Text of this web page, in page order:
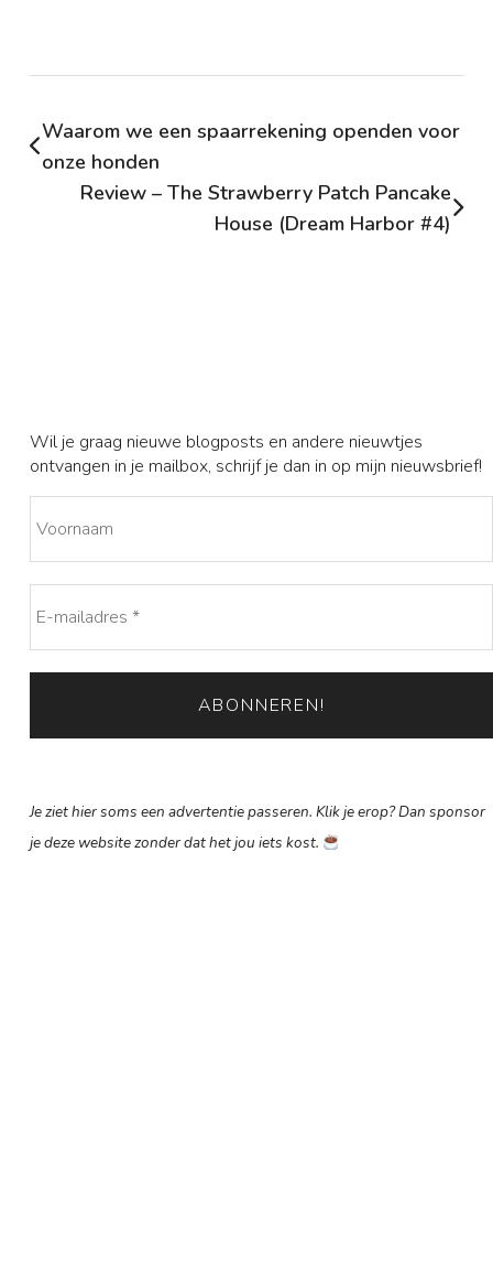
Waarom we een spaarrekening openden voor
onze honden
Review – The Strawberry Patch Pancake
House (Dream Harbor #4)
Wil je graag nieuwe blogposts en andere nieuwtjes
ontvangen in je mailbox, schrijf je dan in op mijn nieuwsbrief!
Je ziet hier soms een advertentie passeren. Klik je erop? Dan sponsor
je deze website zonder dat het jou iets kost.